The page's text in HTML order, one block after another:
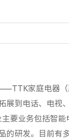
入普通家庭的关
家庭电器（
展到电话、电视
要业务包括智能
的研发。目前有